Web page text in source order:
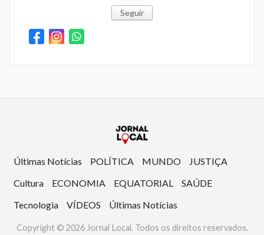
Seguir
Últimas Notícias POLÍTICA MUNDO
JUSTIÇA
Cultura
ECONOMIA EQUATORIAL
SAÚDE
Tecnologia
VÍDEOS Últimas Notícias
Copyright © 2026 Jornal Local. Todos os direitos reservados.